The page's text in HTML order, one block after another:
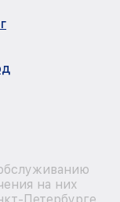
на них
Петербурге